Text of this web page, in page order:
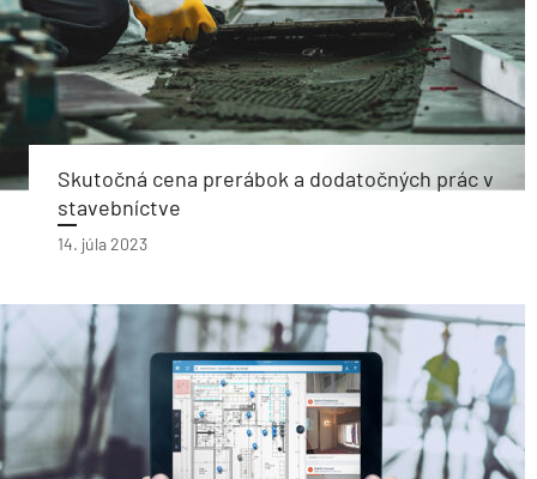
Skutočná cena prerábok a dodatočných prác v
stavebníctve
14. júla 2023